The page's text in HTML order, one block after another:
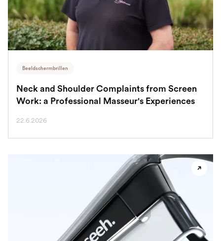
Beeldschermbrillen
Neck and Shoulder Complaints from Screen
Work: a Professional Masseur's Experiences
22.6.2026